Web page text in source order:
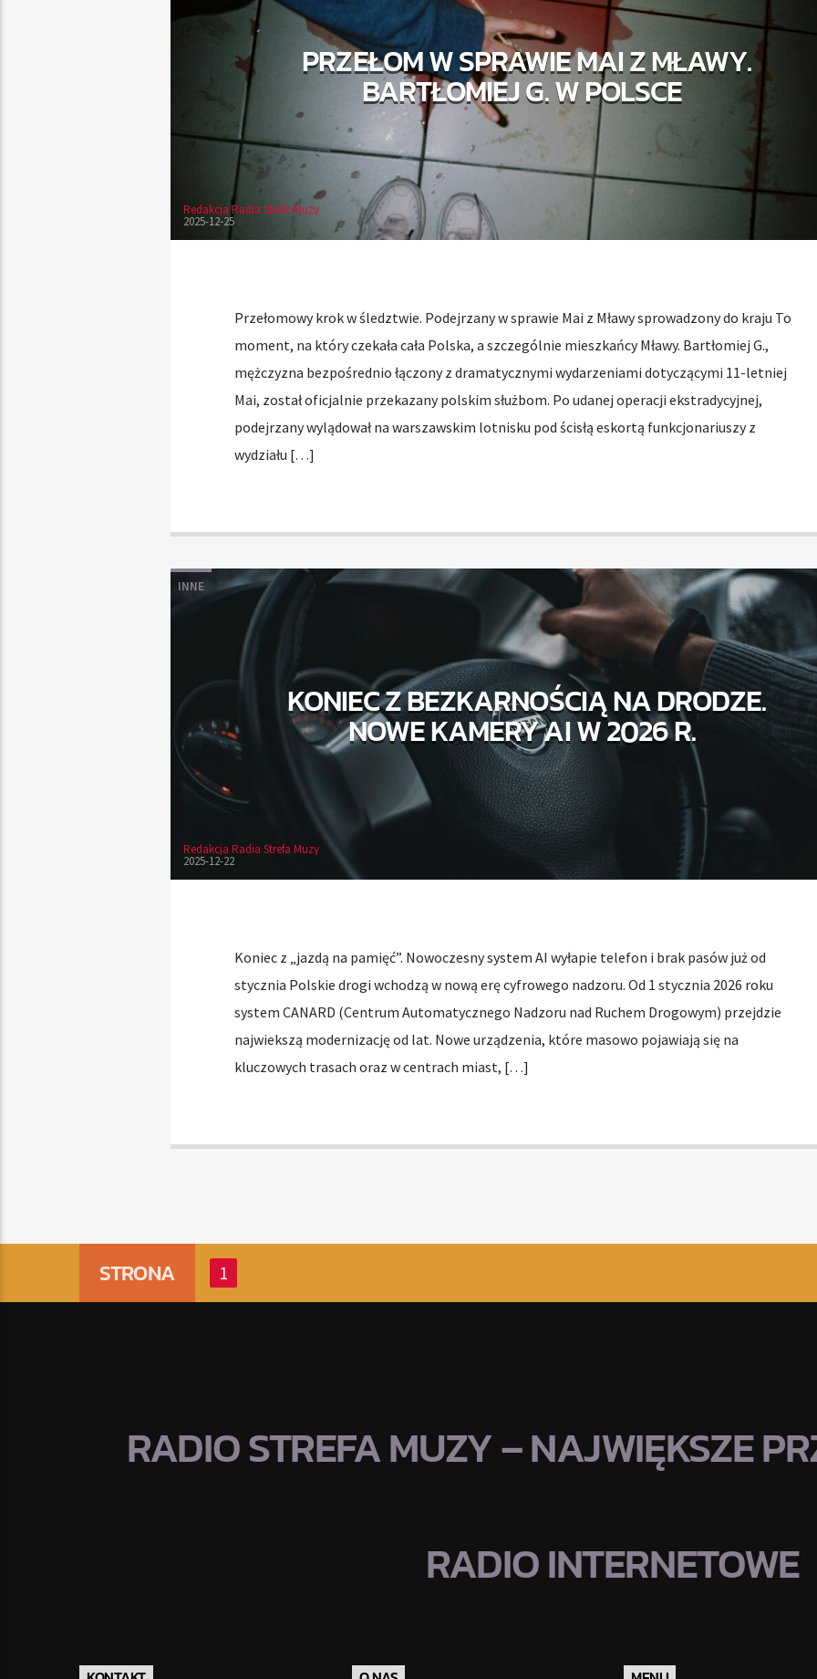
PRZEŁOM W SPRAWIE MAI Z MŁAWY.
BARTŁOMIEJ G. W POLSCE
Redakcja Radia Strefa Muzy
2025-12-25
Przełomowy krok w śledztwie. Podejrzany w sprawie Mai z Mławy sprowadzony do kraju To
moment, na który czekała cała Polska, a szczególnie mieszkańcy Mławy. Bartłomiej G.,
mężczyzna bezpośrednio łączony z dramatycznymi wydarzeniami dotyczącymi 11-letniej
Mai, został oficjalnie przekazany polskim służbom. Po udanej operacji ekstradycyjnej,
podejrzany wylądował na warszawskim lotnisku pod ścisłą eskortą funkcjonariuszy z
wydziału […]
INNE
KONIEC Z BEZKARNOŚCIĄ NA DRODZE.
NOWE KAMERY AI W 2026 R.
Redakcja Radia Strefa Muzy
2025-12-22
Koniec z „jazdą na pamięć”. Nowoczesny system AI wyłapie telefon i brak pasów już od
stycznia Polskie drogi wchodzą w nową erę cyfrowego nadzoru. Od 1 stycznia 2026 roku
system CANARD (Centrum Automatycznego Nadzoru nad Ruchem Drogowym) przejdzie
najwiekszą modernizację od lat. Nowe urządzenia, które masowo pojawiają się na
kluczowych trasach oraz w centrach miast, […]
STRONA 1
RADIO STREFA MUZY – NAJWIĘKSZE
RADIO INTERNETOWE